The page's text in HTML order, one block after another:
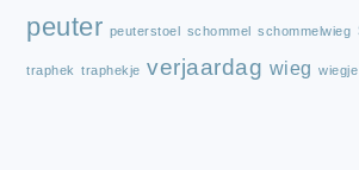
peuter peuterstoel schommel schommelwieg
traphek traphekje verjaardag wieg wiegje